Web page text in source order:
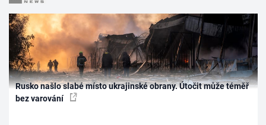
Rusko našlo slabé místo ukrajinské obrany. Útočit může téměř
bez varování